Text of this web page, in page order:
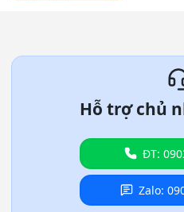
Hỗ trợ chủ
ĐT:
Zalo: